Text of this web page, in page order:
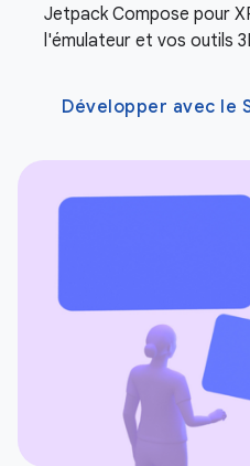
Jetpack Compose pour
l'émulateur et vos outils
Développer avec le